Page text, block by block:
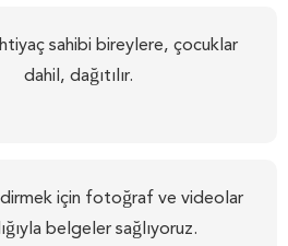
sahibi bireylere, çocuklar
dahil, dağıtılır.
için fotoğraf ve videolar
belgeler sağlıyoruz.